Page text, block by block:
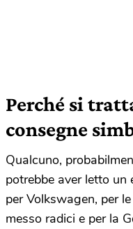
Perché si
consegne
Qualcuno,
potrebbe aver letto un
per Volkswagen, per
messo radici e per la